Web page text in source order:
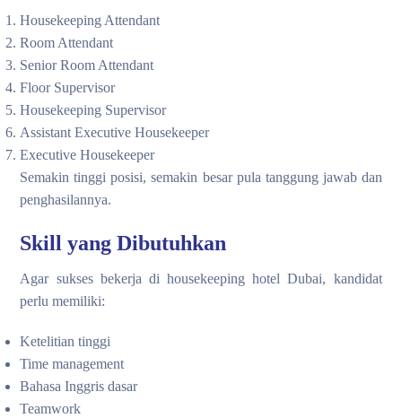
Housekeeping Attendant
Room Attendant
Senior Room Attendant
Floor Supervisor
Housekeeping Supervisor
Assistant Executive Housekeeper
Executive Housekeeper
Semakin tinggi posisi, semakin besar pula tanggung jawab dan
penghasilannya.
Skill yang Dibutuhkan
Agar sukses bekerja di housekeeping hotel Dubai, kandidat
perlu memiliki:
Ketelitian tinggi
Time management
Bahasa Inggris dasar
Teamwork